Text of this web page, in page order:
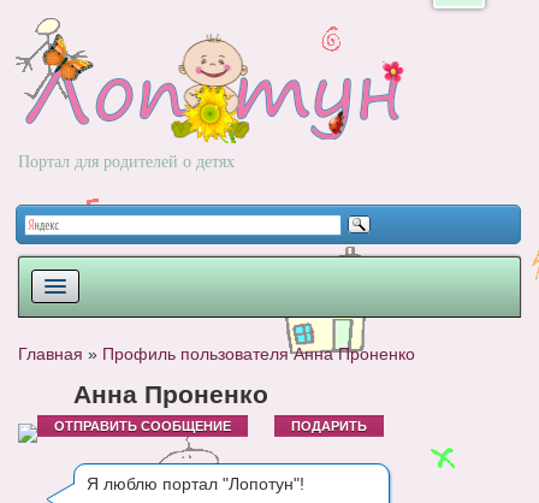
Портал для родителей о детях
РОДЫ
НОВОРОЖДЕННЫЙ
РАЗВИТИЕ
Главная » Профиль пользователя Анна Проненко
Анна Проненко
ОТПРАВИТЬ СООБЩЕНИЕ ПОДАРИТЬ
Я люблю портал "Лопотун"!